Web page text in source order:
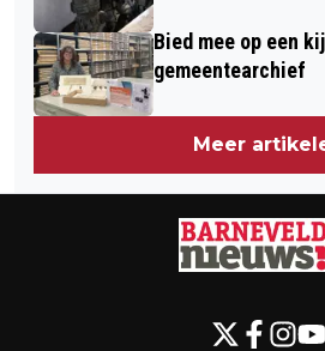
Bied mee op een
gemeentearchief
Meer